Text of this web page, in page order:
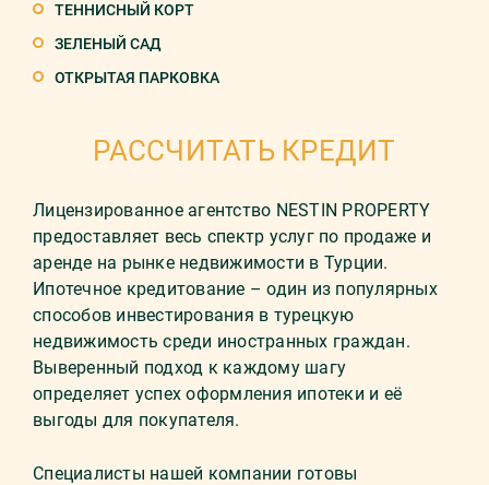
ТЕННИСНЫЙ КОРТ
ЗЕЛЕНЫЙ САД
ОТКРЫТАЯ ПАРКОВКА
РАССЧИТАТЬ КРЕДИТ
Лицензированное агентство NESTIN PROPERTY
предоставляет весь спектр услуг по продаже и
аренде на рынке недвижимости в Турции.
Ипотечное кредитование – один из популярных
способов инвестирования в турецкую
недвижимость среди иностранных граждан.
Выверенный подход к каждому шагу
определяет успех оформления ипотеки и её
выгоды для покупателя.
Специалисты нашей компании готовы